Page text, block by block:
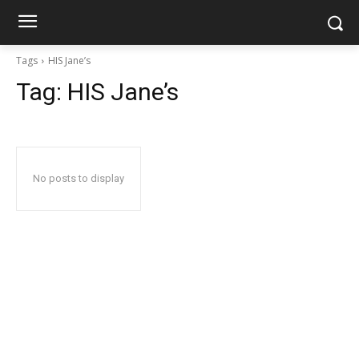
Tags HIS Jane’s
Tag: HIS Jane’s
No posts to display